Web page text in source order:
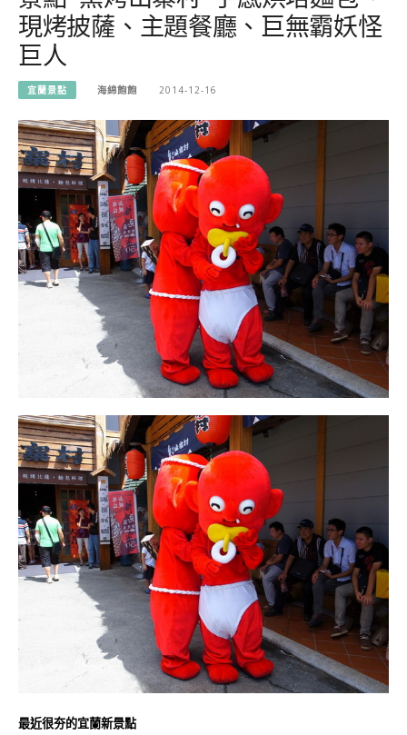
現烤披薩、主題餐廳、巨無霸妖怪
巨人
宜蘭景點 海綿飽飽 2014-12-16
最近很夯的宜蘭新景點